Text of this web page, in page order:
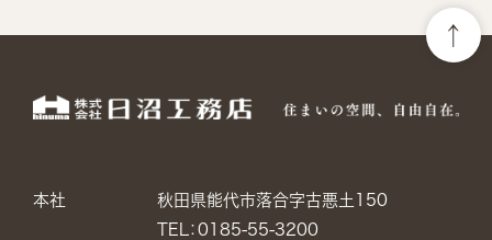
本社
秋田県能代市落合字古悪土150
TEL：0185-55-3200